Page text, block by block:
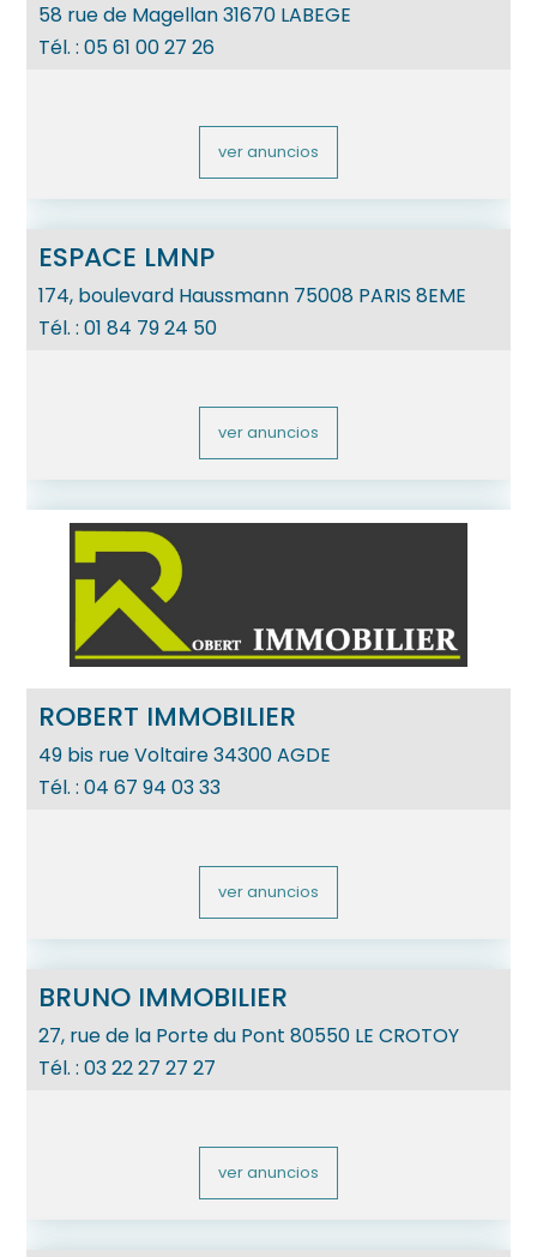
58 rue de Magellan31670 LABEGE
Tél. :05 61 00 27 26
ver anuncios
ESPACE LMNP
174, boulevard Haussmann 75008 PARIS 8EME
Tél. :01 84 79 24 50
ver anuncios
ROBERT IMMOBILIER
49 bis rue Voltaire34300AGDE
Tél. :04 67 94 03 33
ver anuncios
BRUNO IMMOBILIER
27, rue de la Porte du Pont 80550 LE CROTOY
Tél. :03 22 27 27 27
ver anuncios